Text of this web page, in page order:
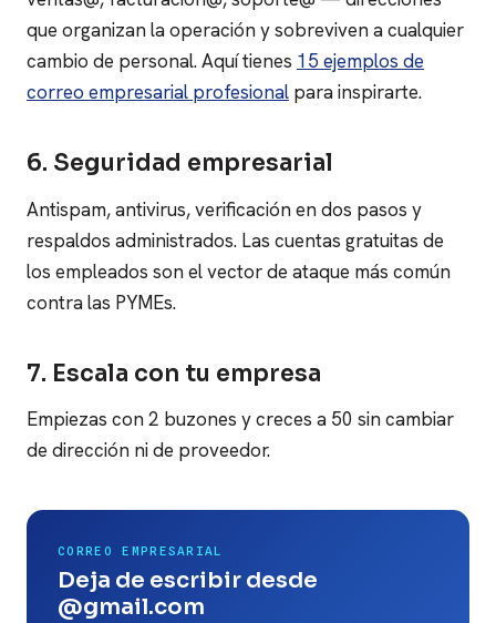
que organizan la operación y sobreviven a cualquier
cambio de personal. Aquí tienes 15 ejemplos de
correo empresarial profesional para inspirarte.
6. Seguridad empresarial
Antispam, antivirus, verificación en dos pasos y
respaldos administrados. Las cuentas gratuitas de
los empleados son el vector de ataque más común
contra las PYMEs.
7. Escala con tu empresa
Empiezas con 2 buzones y creces a 50 sin cambiar
de dirección ni de proveedor.
CORREO EMPRESARIAL
Deja de escribir desde
@gmail.com